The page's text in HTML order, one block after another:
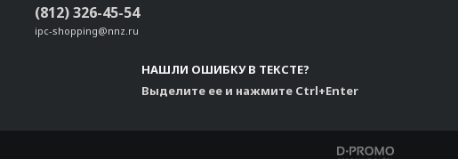
(812) 326-45-54
ipc-shopping@nnz.ru
НАШЛИ ОШИБКУ В ТЕКСТЕ?
Выделите ее и нажмите Ctrl+Enter